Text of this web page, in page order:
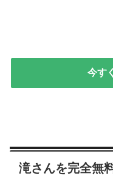
今す
滝さんを完全無